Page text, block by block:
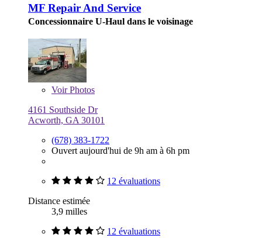
MF Repair And Service
Concessionnaire U-Haul dans le voisinage
VoirPhotos
4161 Southside Dr
Acworth, GA 30101
(678) 383-1722
Ouvert aujourd'hui de 9h am à 6h pm
12 évaluations
Distance estimée
3,9 milles
12 évaluations